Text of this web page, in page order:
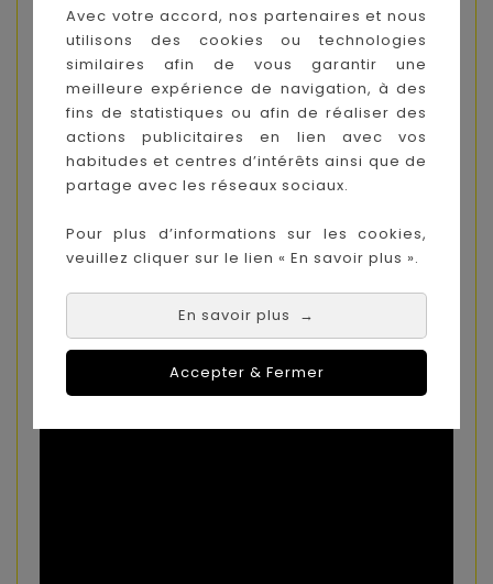
Avec votre accord, nos partenaires et nous
utilisons des cookies ou technologies
similaires afin de vous garantir une
meilleure expérience de navigation, à des
fins de statistiques ou afin de réaliser des
actions publicitaires en lien avec vos
habitudes et centres d’intérêts ainsi que de
partage avec les réseaux sociaux.
Pour plus d’informations sur les cookies,
veuillez cliquer sur le lien « En savoir plus ».
En savoir plus →
Accepter & Fermer
Branchez un casque sur la prise située sur le
côté gauche de la CloudBox pour une
expérience totalement immersive (casque
non inclus).